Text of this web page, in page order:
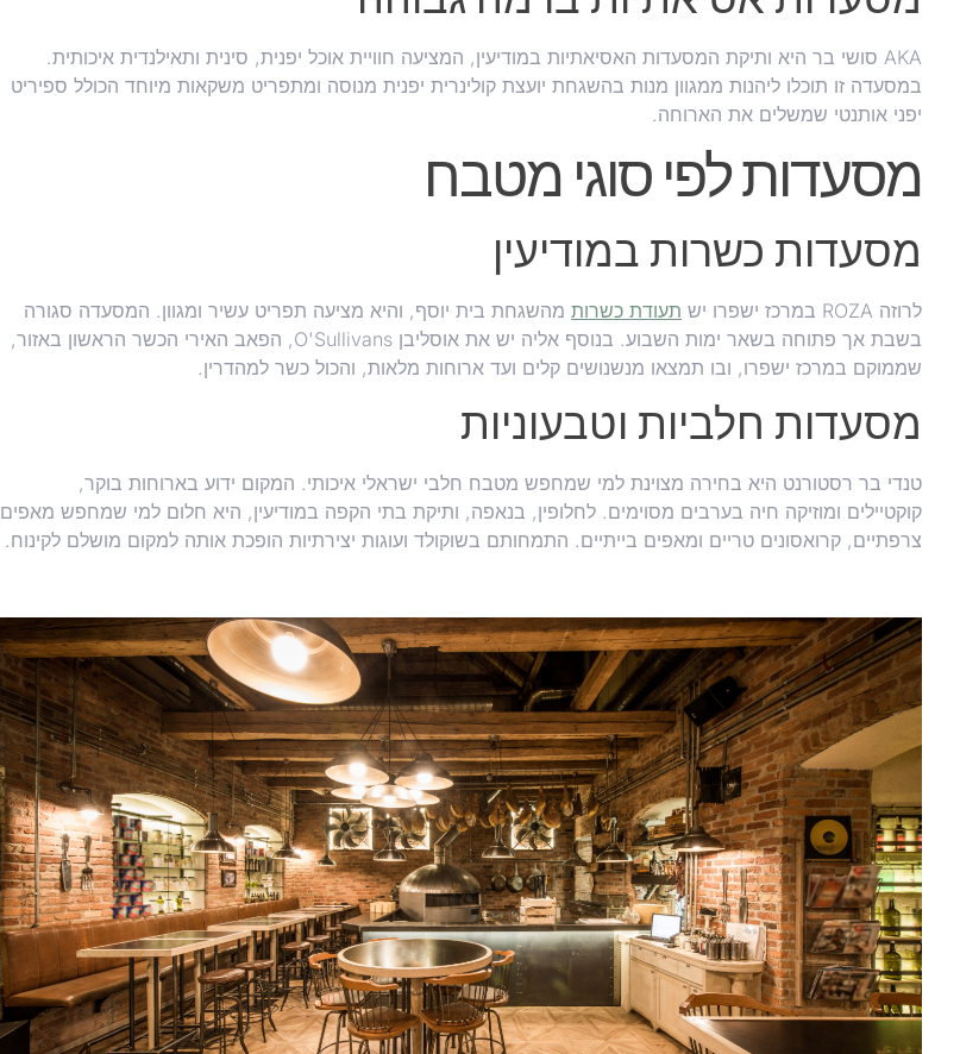
AKA סושי בר היא ותיקת המסעדות האסיאתיות במודיעין, המציעה חוויית אוכל יפנית, סינית ותאילנדית איכותית.
במסעדה זו תוכלו ליהנות ממגוון מנות בהשגחת יועצת קולינרית יפנית מנוסה ומתפריט משקאות מיוחד הכולל ספיריט
יפני אותנטי שמשלים את הארוחה.
מסעדות לפי סוגי מטבח
מסעדות כשרות במודיעין
לרוזה ROZA במרכז ישפרו יש תעודת כשרות מהשגחת בית יוסף, והיא מציעה תפריט עשיר ומגוון. המסעדה סגורה
בשבת אך פתוחה בשאר ימות השבוע. בנוסף אליה יש את אוסליבן O'Sullivans, הפאב האירי הכשר הראשון באזור,
שממוקם במרכז ישפרו, ובו תמצאו מנשנושים קלים ועד ארוחות מלאות, והכול כשר למהדרין.
מסעדות חלביות וטבעוניות
טנדי בר רסטורנט היא בחירה מצוינת למי שמחפש מטבח חלבי ישראלי איכותי. המקום ידוע בארוחות בוקר,
קוקטיילים ומוזיקה חיה בערבים מסוימים. לחלופין, בנאפה, ותיקת בתי הקפה במודיעין, היא חלום למי שמחפש מאפים
צרפתיים, קרואסונים טריים ומאפים בייתיים. התמחותם בשוקולד ועוגות יצירתיות הופכת אותה למקום מושלם לקינוח.